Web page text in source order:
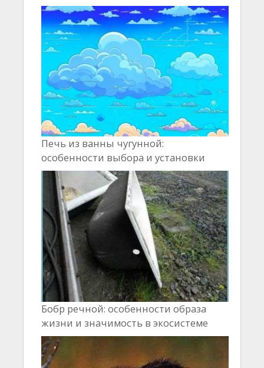
Печь из ванны чугунной:
особенности выбора и установки
Бобр речной: особенности образа
жизни и значимость в экосистеме